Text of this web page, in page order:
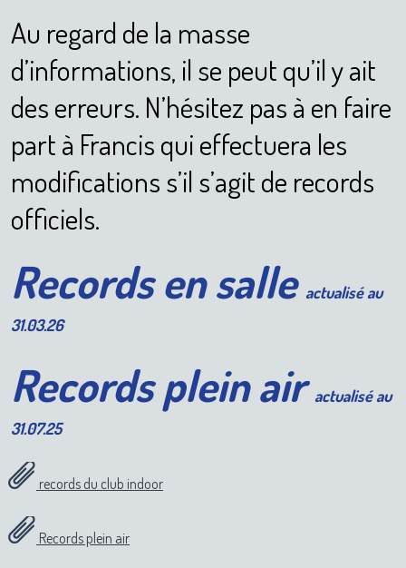
Au regard de la masse
d’informations, il se peut qu’il y ait
des erreurs. N’hésitez pas à en faire
part à Francis qui effectuera les
modifications s’il s’agit de records
officiels.
Records en salle actualisé au
31.03.26
Records plein air actualisé au
31.07.25
records du club indoor
Records plein air